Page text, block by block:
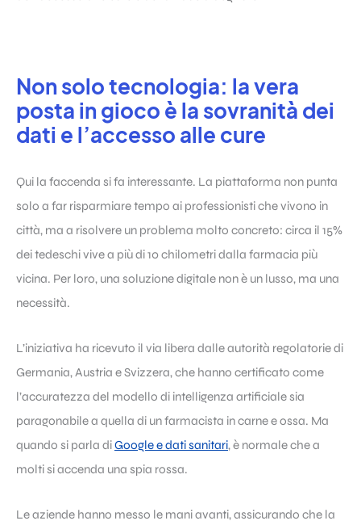
Non solo tecnologia: la vera
posta in gioco è la sovranità dei
dati e l’accesso alle cure
Qui la faccenda si fa interessante. La piattaforma non punta
solo a far risparmiare tempo ai professionisti che vivono in
città, ma a risolvere un problema molto concreto: circa il 15%
dei tedeschi vive a più di 10 chilometri dalla farmacia più
vicina. Per loro, una soluzione digitale non è un lusso, ma una
necessità.
L’iniziativa ha ricevuto il via libera dalle autorità regolatorie di
Germania, Austria e Svizzera, che hanno certificato come
l’accuratezza del modello di intelligenza artificiale sia
paragonabile a quella di un farmacista in carne e ossa. Ma
quando si parla diGoogle e dati sanitari, è normale che a
molti si accenda una spia rossa.
Le aziende hanno messo le mani avanti, assicurando che la